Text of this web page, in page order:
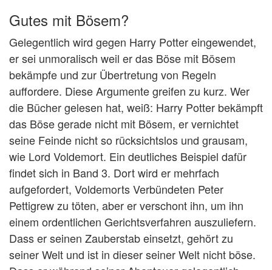
Gutes mit Bösem?
Gelegentlich wird gegen Harry Potter eingewendet,
er sei unmoralisch weil er das Böse mit Bösem
bekämpfe und zur Übertretung von Regeln
auffordere. Diese Argumente greifen zu kurz. Wer
die Bücher gelesen hat, weiß: Harry Potter bekämpft
das Böse gerade nicht mit Bösem, er vernichtet
seine Feinde nicht so rücksichtslos und grausam,
wie Lord Voldemort. Ein deutliches Beispiel dafür
findet sich in Band 3. Dort wird er mehrfach
aufgefordert, Voldemorts Verbündeten Peter
Pettigrew zu töten, aber er verschont ihn, um ihn
einem ordentlichen Gerichtsverfahren auszuliefern.
Dass er seinen Zauberstab einsetzt, gehört zu
seiner Welt und ist in dieser seiner Welt nicht böse.